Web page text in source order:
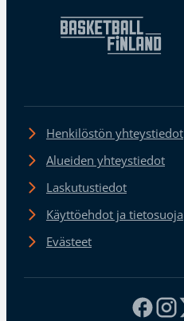
Henkilöstön yhteystiedot
Alueiden yhteystiedot
Laskutustiedot
Käyttöehdot ja tietosuoja
Evästeet